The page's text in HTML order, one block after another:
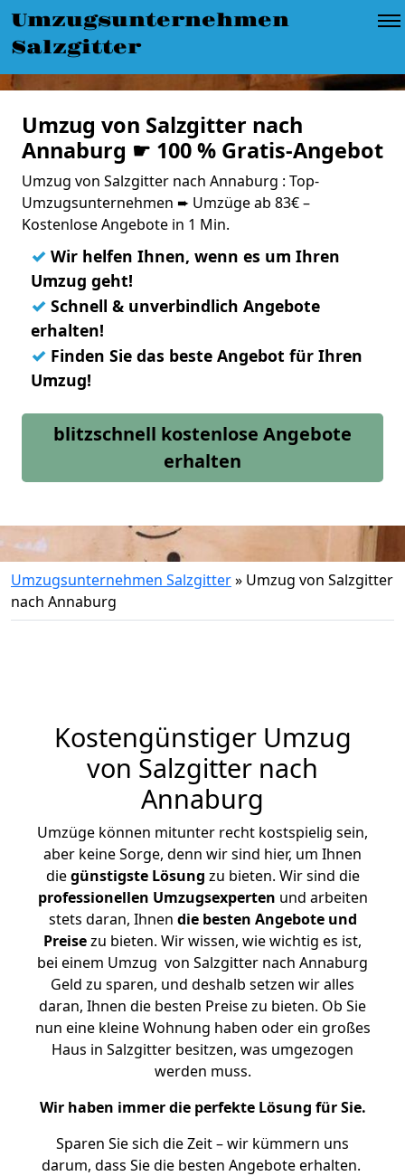
Umzugsunternehmen
Salzgitter
Umzug von Salzgitter nach
Annaburg ☛ 100 % Gratis-Angebot
Umzug von Salzgitter nach Annaburg : Top-
Umzugsunternehmen ➨ Umzüge ab 83€ –
Kostenlose Angebote in 1 Min.
✓ Wir helfen Ihnen, wenn es um Ihren
Umzug geht!
✓ Schnell & unverbindlich Angebote
erhalten!
✓ Finden Sie das beste Angebot für Ihren
Umzug!
blitzschnell kostenlose Angebote
erhalten
Umzugsunternehmen Salzgitter» Umzug von Salzgitter
nach Annaburg
Kostengünstiger Umzug
von Salzgitter nach
Annaburg
Umzüge können mitunter recht kostspielig sein,
aber keine Sorge, denn wir sind hier, um Ihnen
diegünstigste Lösung zu bieten. Wir sind die
professionellen Umzugsexperten und arbeiten
stets daran, Ihnen die besten Angebote und
Preisezu bieten. Wir wissen, wie wichtig es ist,
bei einem Umzug von Salzgitter nach Annaburg
Geld zu sparen, und deshalb setzen wir alles
daran, Ihnen die besten Preise zu bieten. Ob Sie
nun eine kleine Wohnung haben oder ein großes
Haus in Salzgitter besitzen, was umgezogen
werden muss.
Wir haben immer die perfekte Lösung für Sie.
Sparen Sie sich die Zeit – wir kümmern uns
darum, dass Sie die besten Angebote erhalten.